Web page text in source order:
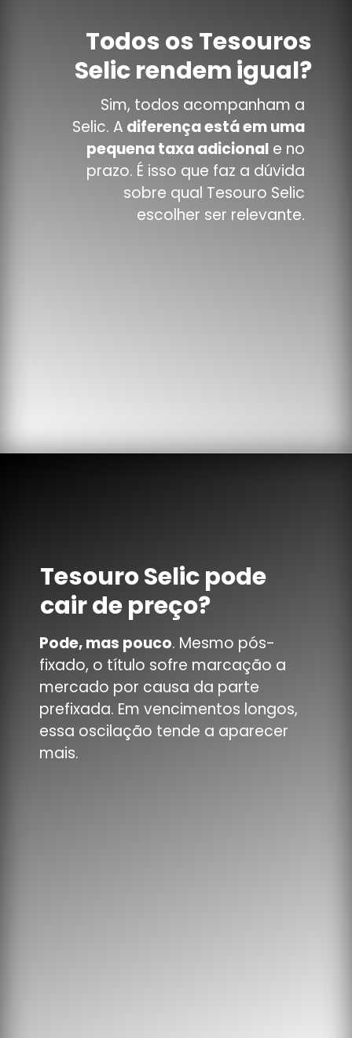
Todos os Tesouros
Selic rendem igual?
Sim, todos acompanham a
Selic. A diferença está em uma
pequena taxa adicional e no
prazo. É isso que faz a dúvida
sobre qual Tesouro Selic
escolher ser relevante.
Pode, mas pouco. Mesmo pós-
fixado, o título sofre marcação a
mercado por causa da parte
prefixada. Em vencimentos longos,
essa oscilação tende a aparecer
mais.
Tesouro Selic pode
cair de preço?